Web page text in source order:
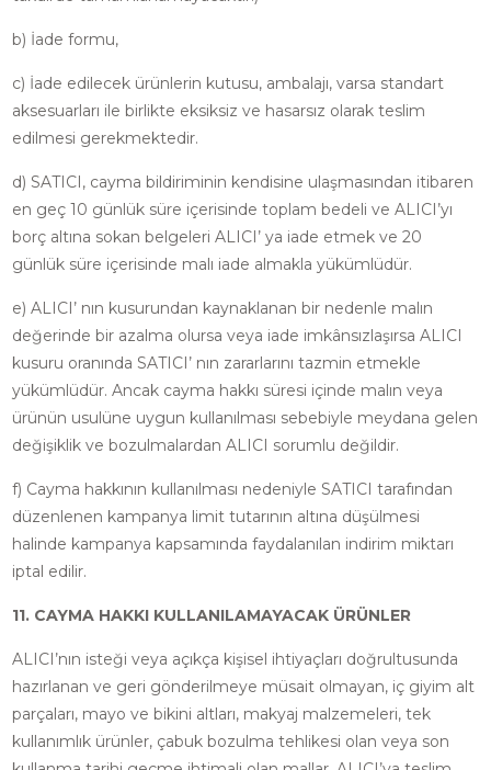
b) İade formu,
c) İade edilecek ürünlerin kutusu, ambalajı, varsa standart
aksesuarları ile birlikte eksiksiz ve hasarsız olarak teslim
edilmesi gerekmektedir.
d) SATICI, cayma bildiriminin kendisine ulaşmasından itibaren
en geç 10 günlük süre içerisinde toplam bedeli ve ALICI’yı
borç altına sokan belgeleri ALICI’ ya iade etmek ve 20
günlük süre içerisinde malı iade almakla yükümlüdür.
e) ALICI’ nın kusurundan kaynaklanan bir nedenle malın
değerinde bir azalma olursa veya iade imkânsızlaşırsa ALICI
kusuru oranında SATICI’ nın zararlarını tazmin etmekle
yükümlüdür. Ancak cayma hakkı süresi içinde malın veya
ürünün usulüne uygun kullanılması sebebiyle meydana gelen
değişiklik ve bozulmalardan ALICI sorumlu değildir.
f) Cayma hakkının kullanılması nedeniyle SATICI tarafından
düzenlenen kampanya limit tutarının altına düşülmesi
halinde kampanya kapsamında faydalanılan indirim miktarı
iptal edilir.
11. CAYMA HAKKI KULLANILAMAYACAK ÜRÜNLER
ALICI’nın isteği veya açıkça kişisel ihtiyaçları doğrultusunda
hazırlanan ve geri gönderilmeye müsait olmayan, iç giyim alt
parçaları, mayo ve bikini altları, makyaj malzemeleri, tek
kullanımlık ürünler, çabuk bozulma tehlikesi olan veya son